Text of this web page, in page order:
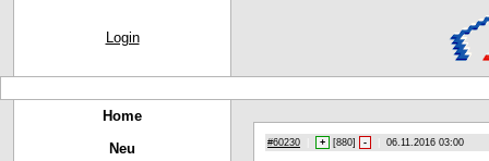
Login
Home
Neu
#60230 + [880] - 06.11.2016 03:00